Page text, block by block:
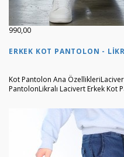
990,00
ERKEK KOT PANTOLON -
Kot Pantolon Ana
PantolonLikralı Lacivert Erkek Kot